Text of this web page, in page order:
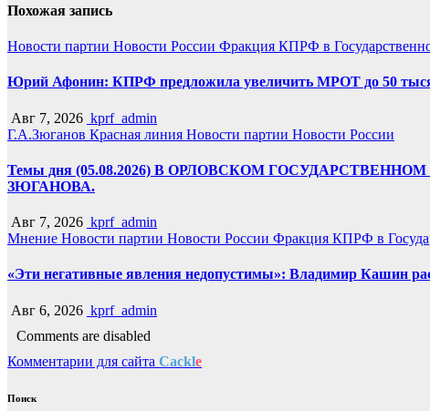
Похожая запись
Новости партии Новости России Фракция КПРФ в
Юрий Афонин: КПРФ предложила увеличить МРОТ до 50
Авг 7, 2026 kprf_admin
Г.А.Зюганов Красная линия Новости партии Новости России
Темы дня (05.08.2026) В ОРЛОВСКОМ
ЗЮГАНОВА.
Авг 7, 2026 kprf_admin
Мнение Новости партии Новости России Фракция КПРФ в
«Эти негативные явления недопустимы»: Владимир Кашин
Авг 6, 2026 kprf_admin
Comments are disabled
Комментарии для сайта Cackle
Поиск